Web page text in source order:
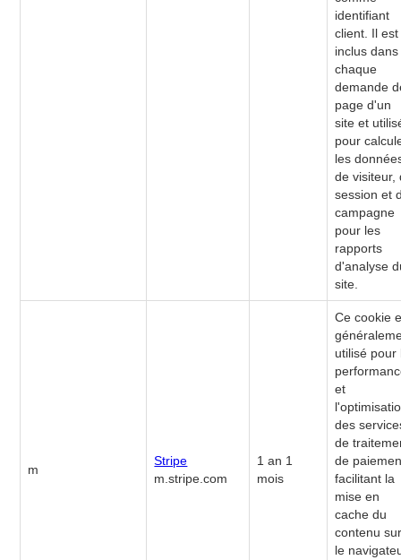
identifiant
client. Il est
inclus dans
chaque
demande
page d'un
site et
pour
les
de visiteur,
session et
campagne
pour les
rapports
d'analyse
site.
m
Stripe
m.stripe.com
1 an 1
mois
Ce cookie
utilisé pour
et
des
de
de
facilitant la
mise en
cache du
contenu
le